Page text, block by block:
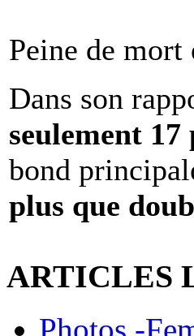
Peine de mort
Dans son
seulement 17
bond
plus que
ARTICLES
Photos -